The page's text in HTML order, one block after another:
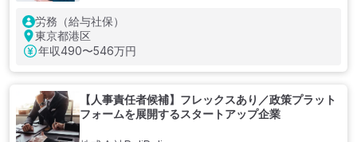
労務（給与社保）
東京都港区
年収490〜546万円
【人事責任者候補】フレックスあり／政策プラット
フォームを展開するスタートアップ企業